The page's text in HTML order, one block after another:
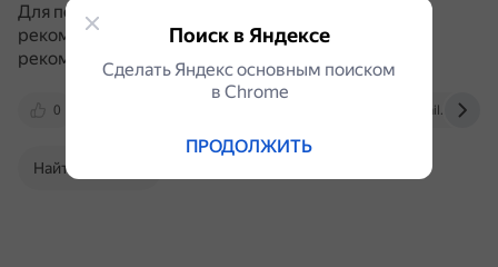
Для получения более точной информации и
рекомендаций по использованию топлива
рекомендуется обратиться к специалисту.
0 otvet.mail.ru
Найти в Поиске
Поиск в Яндексе
Сделать Яндекс основным поиском
в Сhrome
ПРОДОЛЖИТЬ